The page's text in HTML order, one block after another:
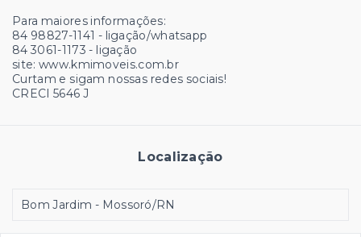
Para maiores informações:
84 98827-1141 - ligação/whatsapp
84 3061-1173 - ligação
site: www.kmimoveis.com.br
Curtam e sigam nossas redes sociais!
CRECI 5646 J
Localização
Bom Jardim - Mossoró/RN